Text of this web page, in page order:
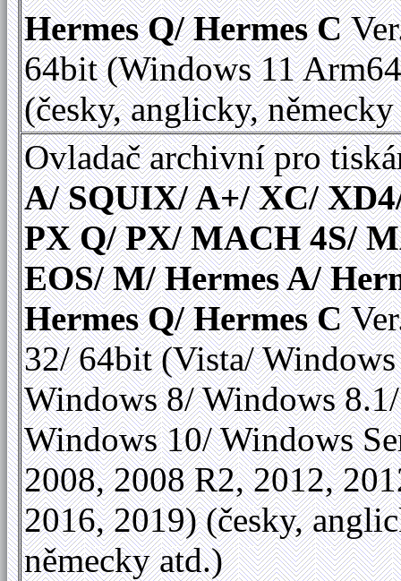
Hermes Q/ Hermes C
64bit (Windows 11
(česky, anglicky,
Ovladač archivní pro
A/ SQUIX/ A+/ XC/
PX Q/ PX/ MACH 4S/
EOS/ M/ Hermes A/
Hermes Q/ Hermes C
32/ 64bit (Vista/
Windows 8/ Windows 8.1/
Windows 10/ Windows
2008, 2008 R2, 2012,
2016, 2019) (česky,
německy atd.)